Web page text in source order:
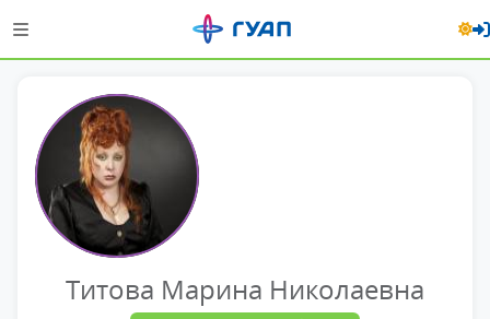
Титова Марина Николаевна